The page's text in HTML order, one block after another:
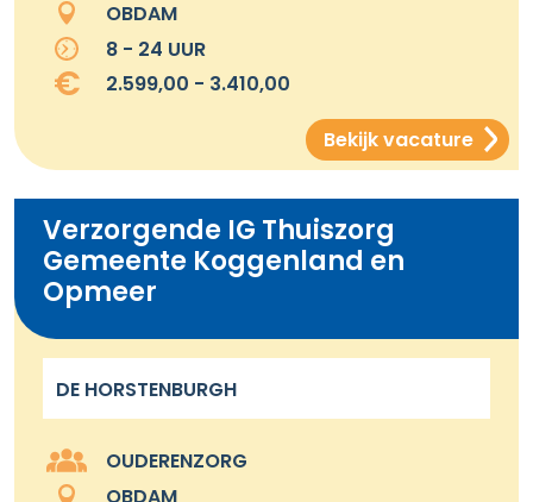
OBDAM
8 - 24 UUR
2.599,00 - 3.410,00
Bekijk vacature
Verzorgende IG Thuiszorg
Gemeente Koggenland en
Opmeer
DE HORSTENBURGH
OUDERENZORG